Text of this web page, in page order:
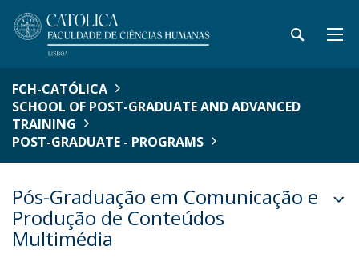
FCH-CATÓLICA
SCHOOL OF POST-GRADUATE AND ADVANCED
TRAINING
POST-GRADUATE - PROGRAMS
Pós-Graduação em Comunicação e
Produção de Conteúdos
Multimédia